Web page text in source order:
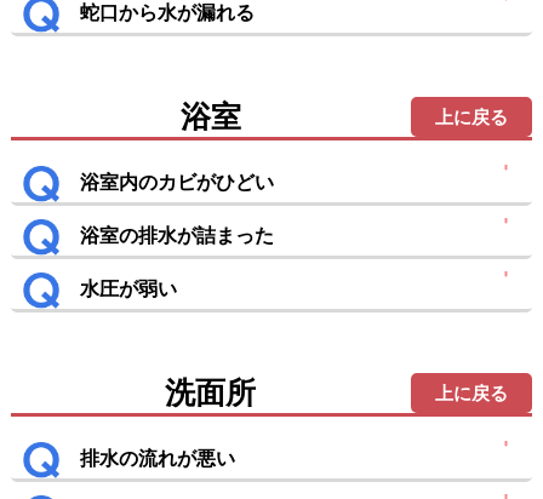
蛇口から水が漏れる
浴室 上に戻る
浴室内のカビがひどい
浴室の排水が詰まった
水圧が弱い
洗面所 上に戻る
排水の流れが悪い